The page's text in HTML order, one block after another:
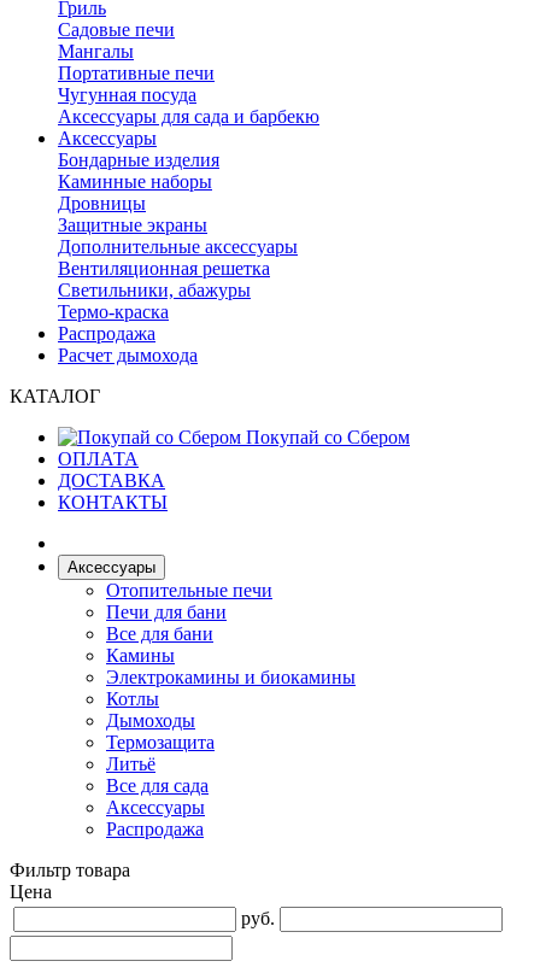
Гриль
Садовые печи
Мангалы
Портативные печи
Чугунная посуда
Аксессуары для сада и барбекю
Аксессуары
Бондарные изделия
Каминные наборы
Дровницы
Защитные экраны
Дополнительные аксессуары
Вентиляционная решетка
Светильники, абажуры
Термо-краска
Распродажа
Расчет дымохода
КАТАЛОГ
Покупай со Сбером
ОПЛАТА
ДОСТАВКА
КОНТАКТЫ
Аксессуары
Отопительные печи
Печи для бани
Все для бани
Камины
Электрокамины и биокамины
Котлы
Дымоходы
Термозащита
Литьё
Все для сада
Аксессуары
Распродажа
Фильтр товара
Цена
руб.